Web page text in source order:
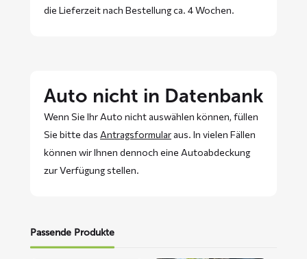
die Lieferzeit nach Bestellung ca. 4 Wochen.
Auto nicht in Datenbank
Wenn Sie Ihr Auto nicht auswählen können, füllen
Sie bitte das Antragsformular aus. In vielen Fällen
können wir Ihnen dennoch eine Autoabdeckung
zur Verfügung stellen.
Passende Produkte